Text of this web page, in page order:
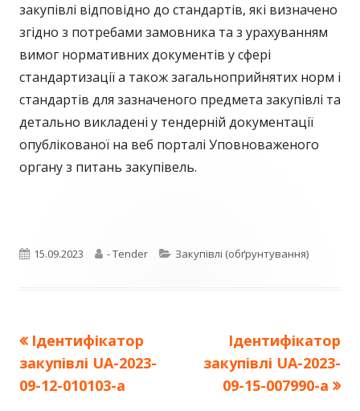
закупівлі відповідно до стандартів, які визначено
згідно з потребами замовника та з урахуванням
вимог нормативних документів у сфері
стандартизації а також загальноприйнятих норм і
стандартів для зазначеного предмета закупівлі та
детально викладені у тендерній документації
опублікованої на веб порталі Уповноваженого
органу з питань закупівель.
Опубліковано
15.09.2023 Автор
- Tender Категорії
Закупівлі (обґрунтування)
Навігація
записів
Попередня
стаття:
Ідентифікатор
закупівлі UA-2023-
09-12-010103-a
Наступна
стаття:
Ідентифікатор
закупівлі UA-2023-
09-15-007990-a